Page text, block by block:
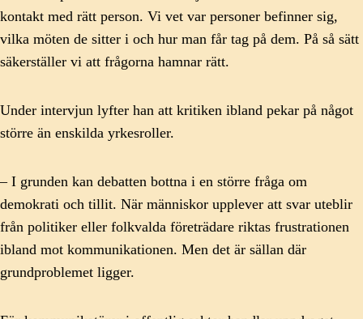
kontakt med rätt person. Vi vet var personer befinner sig,
vilka möten de sitter i och hur man får tag på dem. På så sätt
säkerställer vi att frågorna hamnar rätt.
Under intervjun lyfter han att kritiken ibland pekar på något
större än enskilda yrkesroller.
– I grunden kan debatten bottna i en större fråga om
demokrati och tillit. När människor upplever att svar uteblir
från politiker eller folkvalda företrädare riktas frustrationen
ibland mot kommunikationen. Men det är sällan där
grundproblemet ligger.